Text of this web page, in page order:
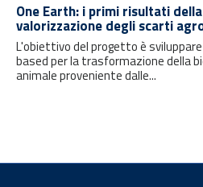
One Earth: i primi risultati
valorizzazione degli scarti
L'obiettivo del progetto è
based per la trasformazione della
animale proveniente dalle...